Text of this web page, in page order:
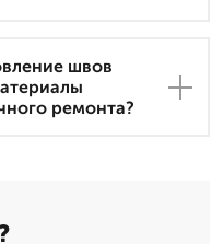
швов
ремонта?